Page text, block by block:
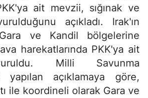
ait mevzii, sığınak ve
açıkladı. Irak'ın
ve Kandil bölgelerine
harekatlarında PKK'ya ait
Milli Savunma
yapılan açıklamaya göre,
ile koordineli olarak Gara ve